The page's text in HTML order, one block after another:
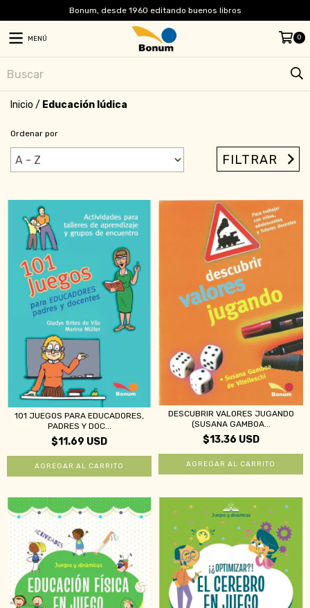
Bonum, desde 1960 editando buenos libros
MENÚ 0
Inicio / Educación lúdica
Ordenar por
FILTRAR
101 JUEGOS PARA EDUCADORES,
PADRES Y DOC...
$11.69 USD
DESCUBRIR VALORES JUGANDO
(SUSANA GAMBOA...
$13.36 USD